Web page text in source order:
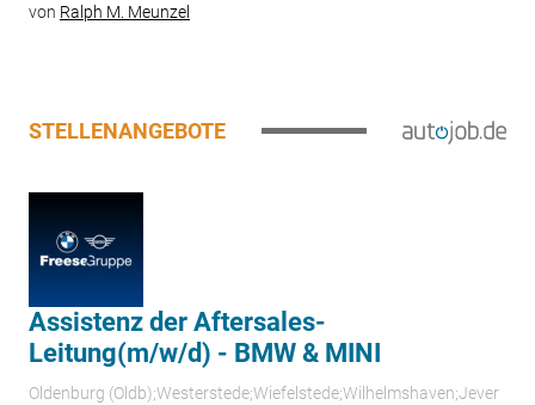
von Ralph M. Meunzel
STELLENANGEBOTE
Assistenz der Aftersales-
Leitung(m/w/d) - BMW & MINI
Oldenburg (Oldb);Westerstede;Wiefelstede;Wilhelmshaven;Jever